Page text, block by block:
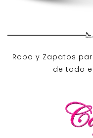
Ropa y Zapatos
de todo